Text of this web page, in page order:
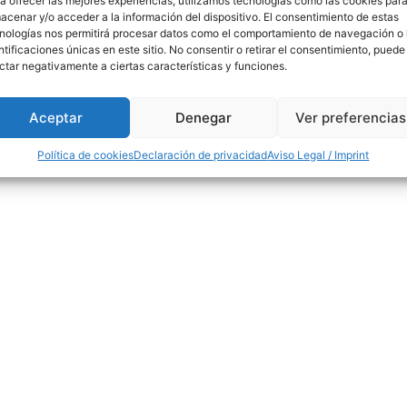
y/o acceder a la información del dispositivo. El consentimiento de estas
nos permitirá procesar datos como el comportamiento de navegación o
únicas en este sitio. No consentir o retirar el consentimiento, puede
negativamente a ciertas características y funciones.
Aceptar Denegar Ver preferencias
Política de cookiesDeclaración de privacidadAviso Legal / Imprint